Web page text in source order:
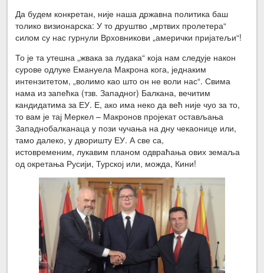
Да будем конкретан, није наша државна политика баш
толико визионарска: У то друштво „мртвих пролетера“
силом су нас гурнули Врховникови „амерички пријатељи“!
То је та утешна „жвака за лудака“ која нам следује након
сурове одлуке Емануела Макрона кога, једнаким
интензитетом, „волимо као што он не воли нас“. Свима
нама из запећка (тзв. Западног) Балкана, вечитим
кандидатима за ЕУ. Е, ако има неко да већ није чуо за то,
то вам је тај Меркел – Макронов пројекат остављања
Западнобалканаца у пози чучања на дну чекаонице или,
тамо далеко, у дворишту ЕУ. А све са,
истовременим, лукавим планом одвраћања ових земаља
од окретања Русији, Турској или, можда, Кини!